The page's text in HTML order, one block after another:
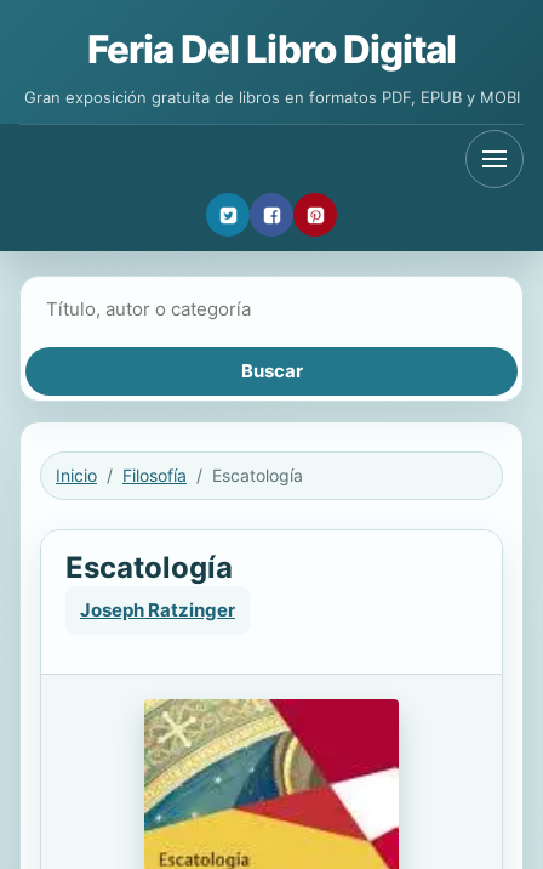
Feria Del Libro Digital
Gran exposición gratuita de libros en formatos PDF, EPUB y MOBI
Inicio Filosofía Escatología
Escatología
Joseph Ratzinger